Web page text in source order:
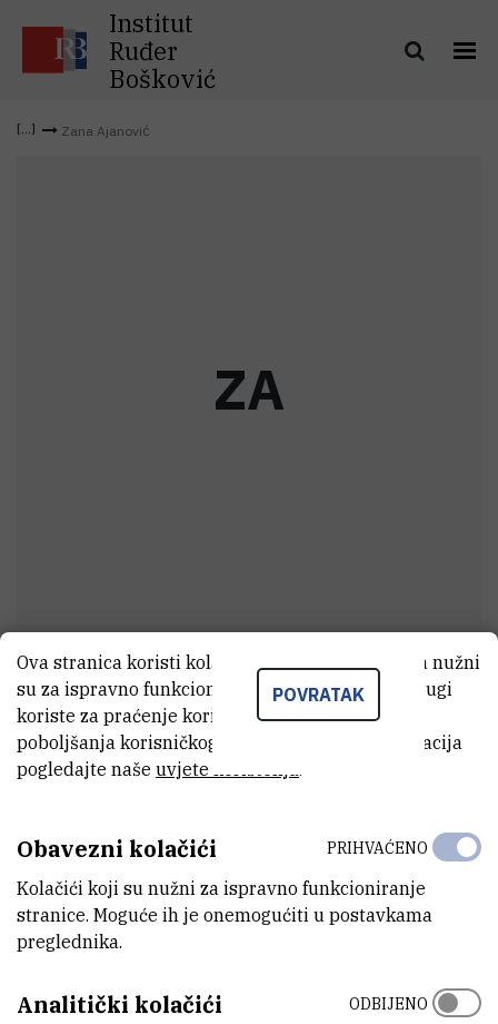
Institut
Ruđer
Bošković
Zana Ajanović
ZA
ZanaAjanović
Asistent
Zavod za molekularnu biologiju
LABORATORIJ
ADRESA
POVRATAK
Ova stranica koristi kolačiće. Neki od tih kolačića nužni
su za ispravno funkcioniranje stranice, dok se drugi
koriste za praćenje korištenja stranice radi
poboljšanja korisničkog iskustva. Za više informacija
pogledajte naše uvjete korištenja.
Obavezni kolačići
Kolačići koji su nužni za ispravno funkcioniranje
stranice. Moguće ih je onemogućiti u postavkama
preglednika.
PRIHVAĆENO
Analitički kolačići ODBIJENO